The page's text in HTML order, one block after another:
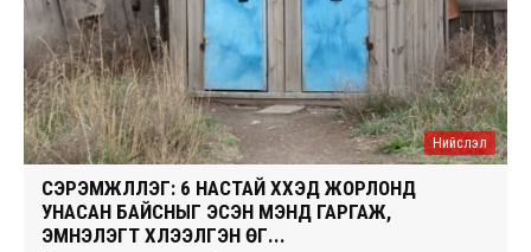
Нийслэл
СЭРЭМЖЛҮҮЛЭГ: 6 НАСТАЙ ХҮҮХЭД ЖОРЛОНД
УНАСАН БАЙСНЫГ ЭСЭН МЭНД ГАРГАЖ,
ЭМНЭЛЭГТ ХҮЛЭЭЛГЭН ӨГ...